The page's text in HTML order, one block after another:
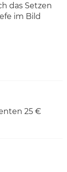
das Setzen
im Bild
25 €